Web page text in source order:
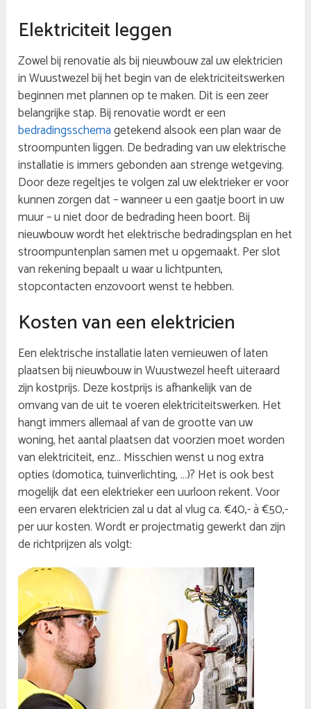
Elektriciteit leggen
Zowel bij renovatie als bij nieuwbouw zal uw elektricien
in Wuustwezel bij het begin van de elektriciteitswerken
beginnen met plannen op te maken. Dit is een zeer
belangrijke stap. Bij renovatie wordt er een
bedradingsschemagetekend alsook een plan waar de
stroompunten liggen. De bedrading van uw elektrische
installatie is immers gebonden aan strenge wetgeving.
Door deze regeltjes te volgen zal uw elektrieker er voor
kunnen zorgen dat – wanneer u een gaatje boort in uw
muur – u niet door de bedrading heen boort. Bij
nieuwbouw wordt het elektrische bedradingsplan en het
stroompuntenplan samen met u opgemaakt. Per slot
van rekening bepaalt u waar u lichtpunten,
stopcontacten enzovoort wenst te hebben.
Kosten van een elektricien
Een elektrische installatie laten vernieuwen of laten
plaatsen bij nieuwbouw in Wuustwezel heeft uiteraard
zijn kostprijs. Deze kostprijs is afhankelijk van de
omvang van de uit te voeren elektriciteitswerken. Het
hangt immers allemaal af van de grootte van uw
woning, het aantal plaatsen dat voorzien moet worden
van elektriciteit, enz… Misschien wenst u nog extra
opties (domotica, tuinverlichting, …)? Het is ook best
mogelijk dat een elektrieker een uurloon rekent. Voor
een ervaren elektricien zal u dat al vlug ca. €40,- à €50,-
per uur kosten. Wordt er projectmatig gewerkt dan zijn
de richtprijzen als volgt: